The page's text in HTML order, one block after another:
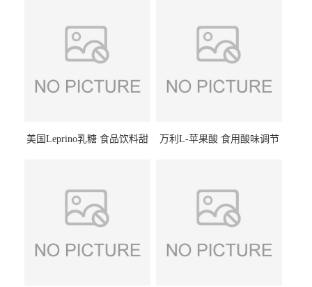
美国Leprino乳糖 食品饮料甜
万利L-苹果酸 食用酸味调节